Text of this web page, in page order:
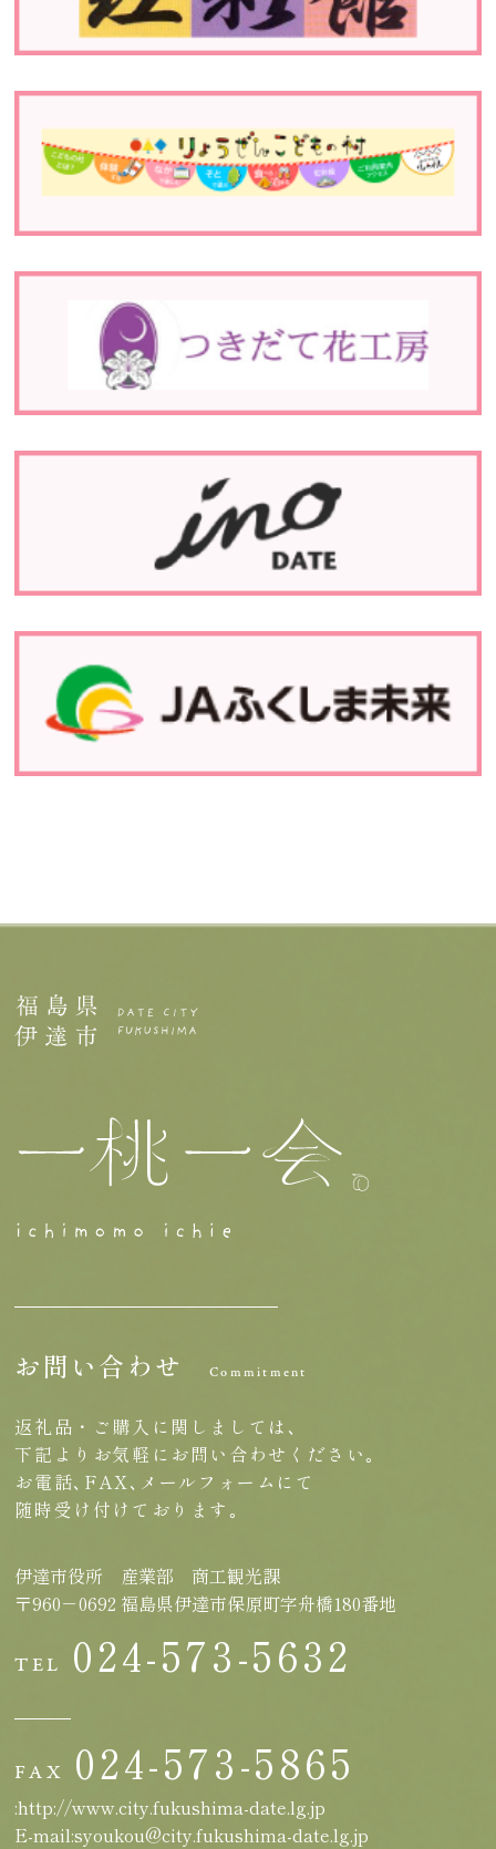
お問い合わせ Commitment
返礼品・ご購入に関しましては､
下記よりお気軽にお問い合わせください｡
お電話､FAX､メールフォームにて
随時受け付けております｡
伊達市役所 産業部 商工観光課
〒960－0692 福島県伊達市保原町字舟橋180番地
TEL 024-573-5632
FAX 024-573-5865
:http://www.city.fukushima-date.lg.jp
E-mail:syoukou@city.fukushima-date.lg.jp